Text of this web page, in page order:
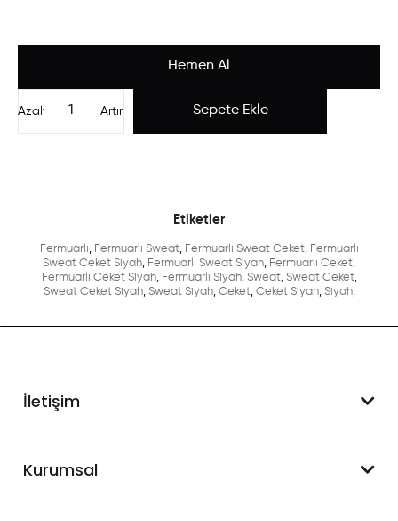
Artır
Azalt
Etiketler
Fermuarlı, Fermuarlı Sweat, Fermuarlı Sweat Ceket, Fermuarlı
Sweat Ceket Siyah, Fermuarlı Sweat Siyah, Fermuarlı Ceket,
Fermuarlı Ceket Siyah, Fermuarlı Siyah, Sweat, Sweat Ceket,
Sweat Ceket Siyah, Sweat Siyah, Ceket, Ceket Siyah, Siyah,
İletişim
WhatsApp Destek
Kurumsal